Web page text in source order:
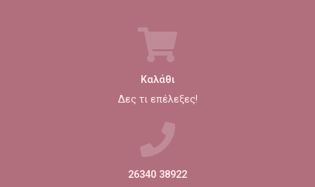
Καλάθι
Δες τι επέλεξες!
26340 38922